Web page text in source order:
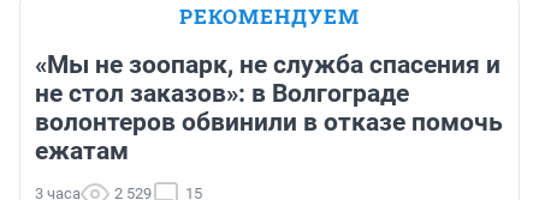
РЕКОМЕНДУЕМ
«Мы не зоопарк, не служба спасения и
не стол заказов»: в Волгограде
волонтеров обвинили в отказе помочь
ежатам
3 часа 2 529 15